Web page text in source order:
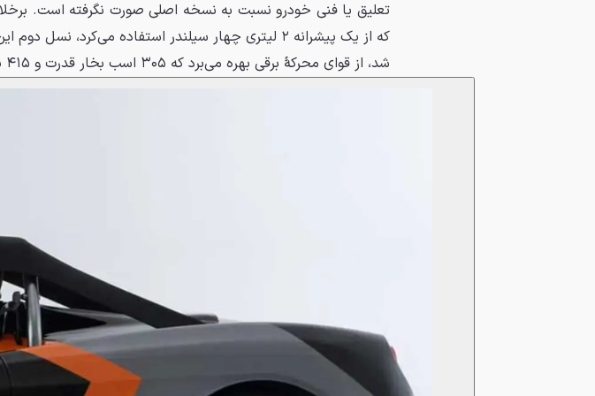
شد، از قوای محرکهٔ برقی بهره می‌برد که ۳۰۵ اسب بخار قدرت و ۴۱۵ نیوتن‌متر گشتاور تولید می‌کرد.